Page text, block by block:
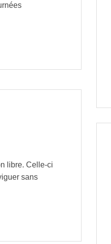
libre. Celle-ci
sans